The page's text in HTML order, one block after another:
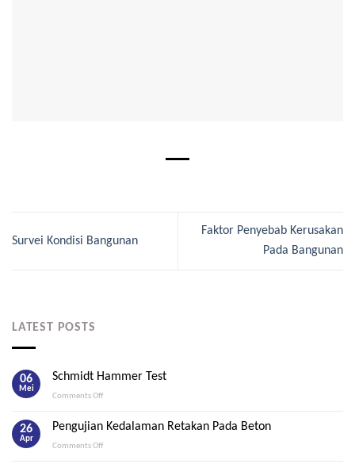
Survei Kondisi Bangunan
Faktor Penyebab Kerusakan
Pada Bangunan
LATEST POSTS
06
Mei
Schmidt Hammer Test
Comments Offon
Hammer
26
Apr
Pengujian Kedalaman Retakan Pada Beton
Comments Offon